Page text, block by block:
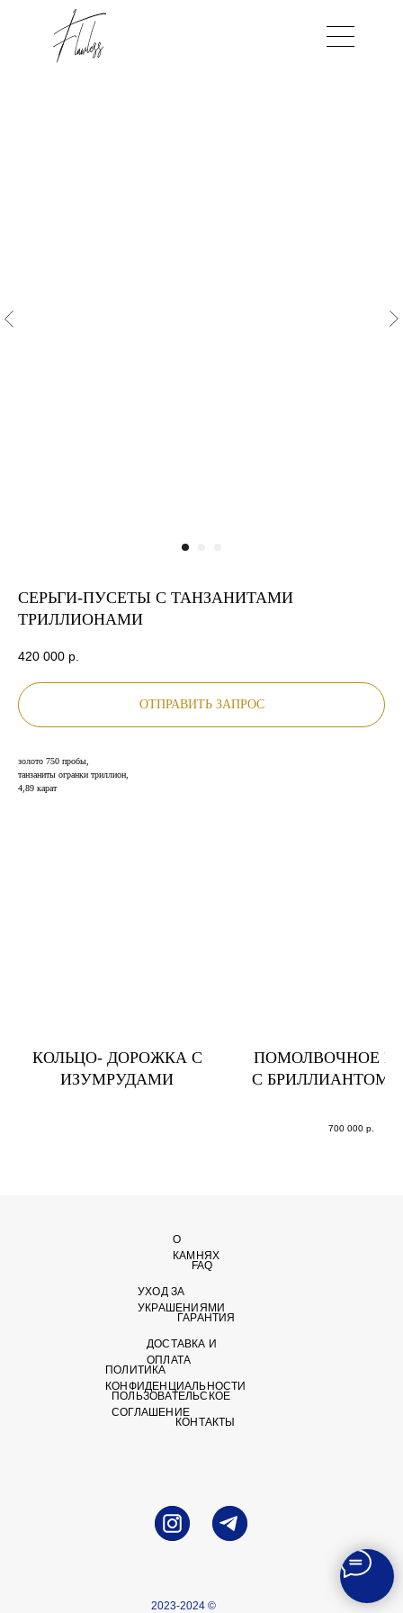
СЕРЬГИ-ПУСЕТЫ С ТАНЗАНИТАМИ
ТРИЛЛИОНАМИ
420 000 р.
ОТПРАВИТЬ ЗАПРОС
золото 750 пробы,
танзаниты огранки триллион,
4,89 карат
КОЛЬЦО- ДОРОЖКА С
ИЗУМРУДАМИ
ПОМОЛВОЧНОЕ
С БРИЛЛИАНТОМ
700 000 р.
2023-2024 ©
FAQ
О
КАМНЯХ
ГАРАНТИЯ
ДОСТАВКА И
ОПЛАТА
ПОЛИТИКА
КОНФИДЕНЦИАЛЬНОСТИ
ПОЛЬЗОВАТЕЛЬСКОЕ
СОГЛАШЕНИЕ
УХОД ЗА
УКРАШЕНИЯМИ
КОНТАКТЫ